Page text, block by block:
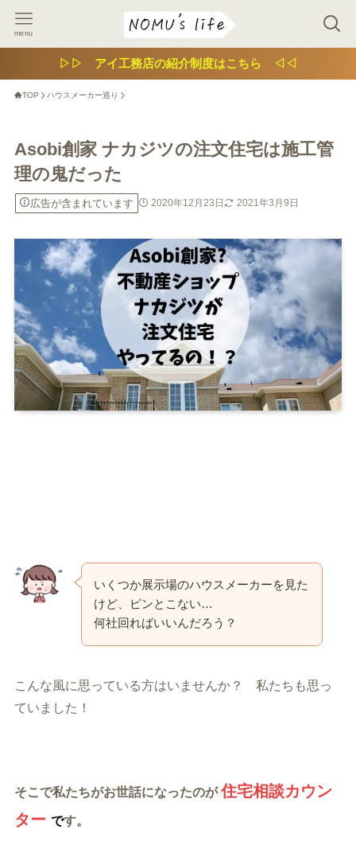
menu
▷▷ アイ工務店の紹介制度はこちら ◁◁
TOP ハウスメーカー巡り
Asobi創家 ナカジツの注文住宅は施工管
理の鬼だった
広告が含まれています 2020年12月23日 2021年3月9日
いくつか展示場のハウスメーカーを見た
けど、ピンとこない…
何社回ればいいんだろう？
こんな風に思っている方はいませんか？ 私たちも思っ
ていました！
そこで私たちがお世話になったのが住宅相談カウン
ター です。